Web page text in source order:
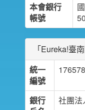
本會銀行
帳號
「Eureka!臺
統一
編號
銀行
社團法